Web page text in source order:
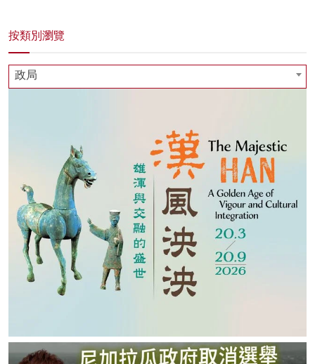
按類別瀏覽
政局